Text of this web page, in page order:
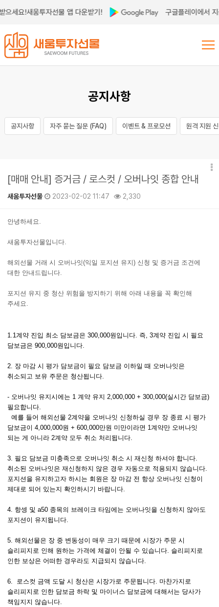
으세요!새움투자선물 앱 다운받기! 구글플레이에서
공지사항
공지사항 자주 묻는 질문 (FAQ) 이벤트 & 프로모션 원격 지원
[매매 안내] 증거금 / 로스컷 / 오버나잇 종합 안내
새움투자선물 2023-02-02 11:47 2,330
본문
안녕하세요.
새움투자선물입니다.
해외선물 거래 시 오버나잇(익일 포지션 유지) 신청 및 증거금 조건에
대한 안내드립니다.
포지션 유지 중 청산 위험을 방지하기 위해 아래 내용을 꼭 확인해
주세요.
1.1계약 진입 최소 담보금은 300,000원입니다. 즉, 3계약 진입 시 필요
담보금은 900,000원입니다.
2. 장 마감 시 평가 담보금이 필요 담보금 이하일 때 오버나잇은
취소되고 보유 주문은 청산됩니다.
- 오버나잇 유지시에는 1 계약 유지 2,000,000 + 300,000(실시간 담보금)
필요합니다.
담보금이 4,000,000원 + 600,000만원 미만이라면 1계약만 오버나잇
되는 게 아니라 2계약 모두 취소 처리됩니다.
3. 필요 담보금 미충족으로 오버나잇 취소 시 재신청 하셔야 합니다.
취소된 오버나잇은 재신청하지 않은 경우 자동으로 적용되지 않습니다.
포지션을 유지하고자 하시는 회원은 장 마감 전 항상 오버나잇 신청이
제대로 되어 있는지 확인하시기 바랍니다.
4. 항셍 및 a50 종목의 브레이크 타임에는 오버나잇을 신청하지 않아도
포지션이 유지됩니다.
5. 해외선물은 장 중 변동성이 매우 크기 때문에 시장가 주문 시
슬리피지로 인해 원하는 가격에 체결이 안될 수 있습니다. 슬리피지로
인한 보상은 어떠한 경우라도 지급되지 않습니다.
6.  로스컷 금액 도달 시 청산은 시장가로 주문됩니다. 마찬가지로
슬리피지로 인한 담보금 하락 및 마이너스 담보금에 대해서는 당사가
책임지지 않습니다.